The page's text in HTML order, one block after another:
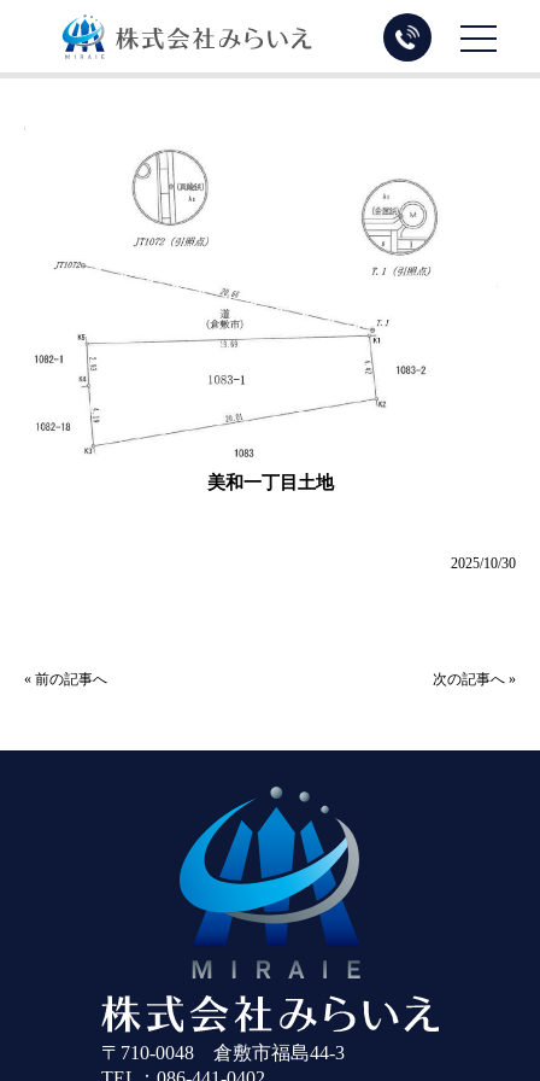
会社概要
プライバシーポリシー
美和一丁目土地
2025/10/30
« 前の記事へ 次の記事へ »
〒710-0048 倉敷市福島44-3